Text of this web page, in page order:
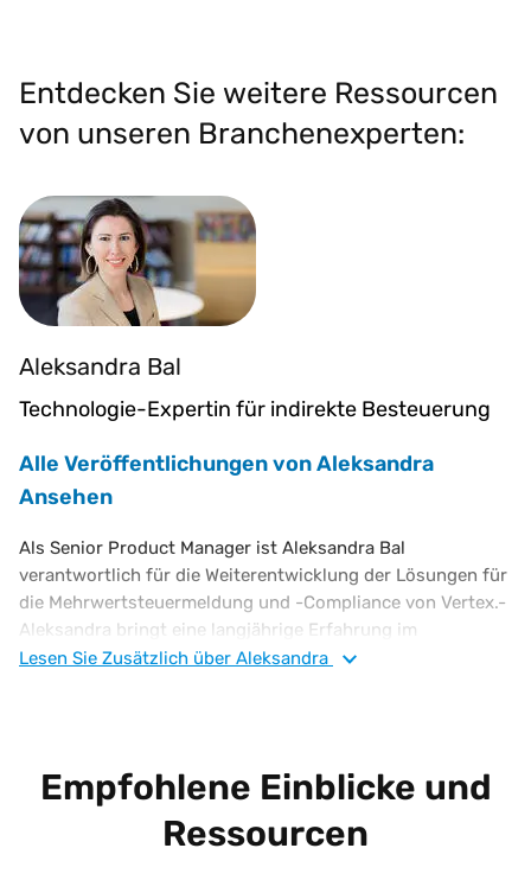
Entdecken Sie weitere Ressourcen
von unseren Branchenexperten:
Aleksandra Bal
Technologie-Expertin für indirekte Besteuerung
Alle Veröffentlichungen von Aleksandra
Ansehen
Als Senior Product Manager ist Aleksandra Bal
verantwortlich für die Weiterentwicklung der Lösungen für
die Mehrwertsteuermeldung und -Compliance von Vertex.-
Aleksandra bringt eine langjährige Erfahrung im
internationalen Steuerwesen mit und ist Expertin auf dem
(Ph.D.: Kryptowährungen und Blockchain) sowie mehrere
weitere höhere Abschlüsse und Auszeichnungen.
Lesen Sie Zusätzlich über Aleksandra
Empfohlene Einblicke und
Ressourcen